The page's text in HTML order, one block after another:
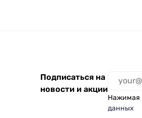
Подписаться на
новости и акции
Нажимая
данных